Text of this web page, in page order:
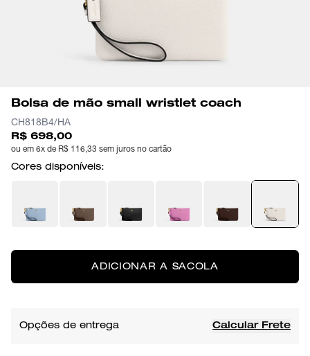
Bolsa de mão small wristlet coach
CH818B4/HA
R$ 698,00
ou em 6x de R$ 116,33 sem juros no cartão
Cores disponíveis:
ADICIONAR A SACOLA
Opções de entrega Calcular Frete